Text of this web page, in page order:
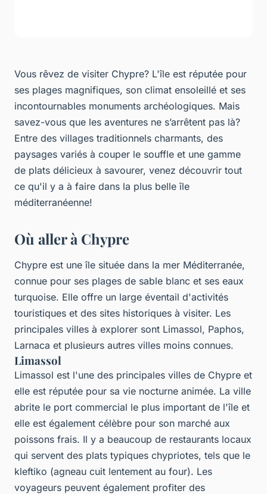
Vous rêvez de visiter Chypre? L'île est réputée pour
ses plages magnifiques, son climat ensoleillé et ses
incontournables monuments archéologiques. Mais
savez-vous que les aventures ne s’arrêtent pas là?
Entre des villages traditionnels charmants, des
paysages variés à couper le souffle et une gamme
de plats délicieux à savourer, venez découvrir tout
ce qu'il y a à faire dans la plus belle île
méditerranéenne!
Où aller à Chypre
Chypre est une île située dans la mer Méditerranée,
connue pour ses plages de sable blanc et ses eaux
turquoise. Elle offre un large éventail d'activités
touristiques et des sites historiques à visiter. Les
principales villes à explorer sont Limassol, Paphos,
Larnaca et plusieurs autres villes moins connues.
Limassol
Limassol est l'une des principales villes de Chypre et
elle est réputée pour sa vie nocturne animée. La ville
abrite le port commercial le plus important de l'île et
elle est également célèbre pour son marché aux
poissons frais. Il y a beaucoup de restaurants locaux
qui servent des plats typiques chypriotes, tels que le
kleftiko (agneau cuit lentement au four). Les
voyageurs peuvent également profiter des